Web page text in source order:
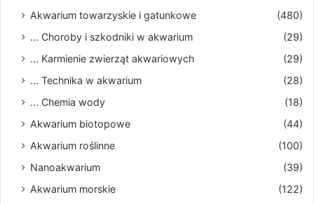
Akwarium towarzyskie i gatunkowe
(480)
... Choroby i szkodniki w akwarium
(29)
... Karmienie zwierząt akwariowych
(29)
... Technika w akwarium
(28)
... Chemia wody
(18)
Akwarium biotopowe
(44)
Akwarium roślinne
(100)
Nanoakwarium
(39)
Akwarium morskie
(122)